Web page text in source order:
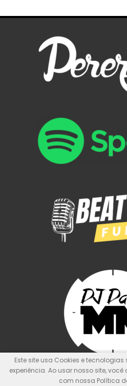
Este site usa Cookies e
experiência. Ao usar nosso site,
com nossa Política